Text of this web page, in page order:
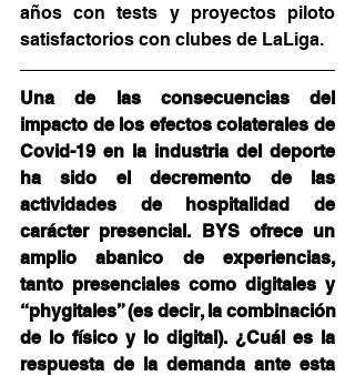
años con tests y proyectos piloto
satisfactorios con clubes de LaLiga.
Una de las consecuencias del
impacto de los efectos colaterales de
Covid-19 en la industria del deporte
ha sido el decremento de las
actividades de hospitalidad de
carácter presencial. BYS ofrece un
amplio abanico de experiencias,
tanto presenciales como digitales y
“phygitales” (es decir, la combinación
de lo físico y lo digital). ¿Cuál es la
respuesta de la demanda ante esta